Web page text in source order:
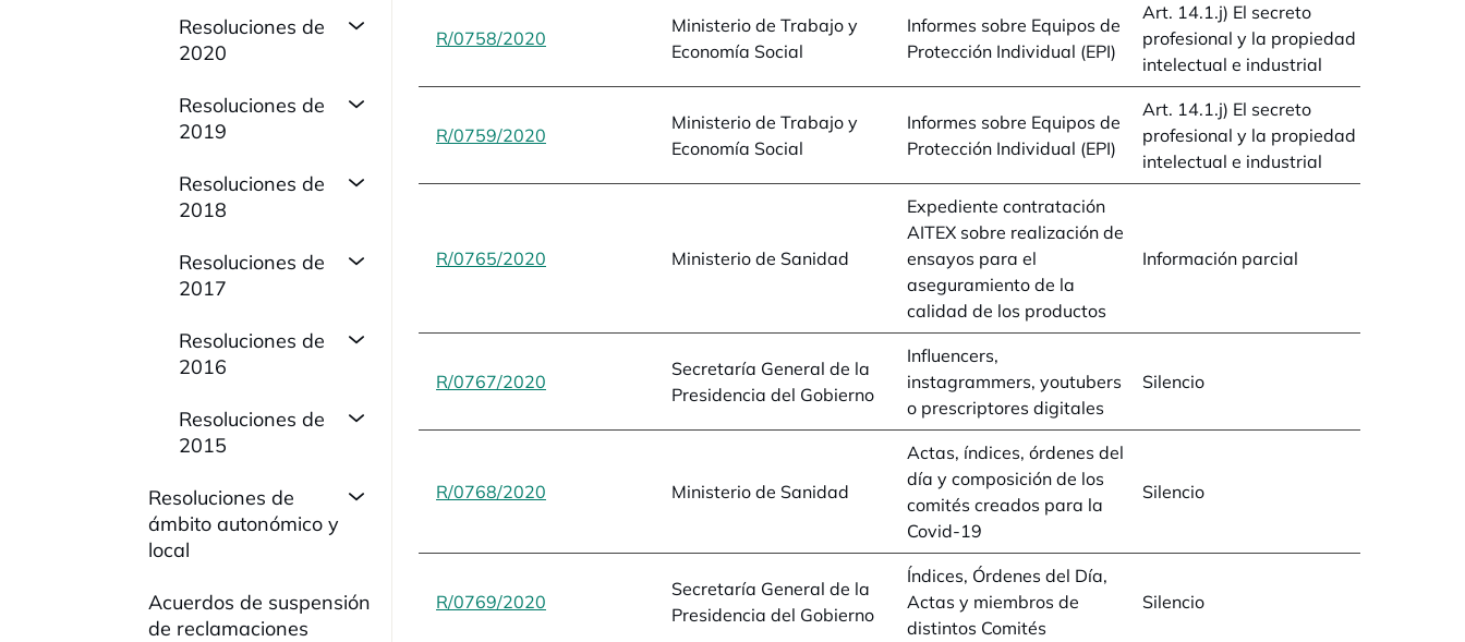
Resoluciones de
2020
Resoluciones de
2019
Resoluciones de
2018
Resoluciones de
2017
Resoluciones de
2016
Resoluciones de
2015
Resoluciones de
ámbito autonómico y
local
Acuerdos de suspensión
de reclamaciones
R/0758/2020 se abre en una pestaña nueva
Ministerio de Trabajo y
Economía Social
Informes sobre Equipos de
Protección Individual (EPI)
Art. 14.1.j) El secreto
profesional y la propiedad
intelectual e industrial
R/0759/2020 se abre en una pestaña nueva
Ministerio de Trabajo y
Economía Social
Informes sobre Equipos de
Protección Individual (EPI)
Art. 14.1.j) El secreto
profesional y la propiedad
intelectual e industrial
R/0765/2020 se abre en una pestaña nueva
Ministerio de Sanidad
Expediente contratación
AITEX sobre realización de
ensayos para el
aseguramiento de la
calidad de los productos
Información parcial
R/0767/2020 se abre en una pestaña nueva
Secretaría General de la
Presidencia del Gobierno
Influencers,
instagrammers, youtubers
o prescriptores digitales
Silencio
R/0768/2020 se abre en una pestaña nueva
Ministerio de Sanidad
Actas, índices, órdenes del
día y composición de los
comités creados para la
Covid-19
Silencio
R/0769/2020 se abre en una pestaña nueva
Secretaría General de la
Presidencia del Gobierno
Índices, Órdenes del Día,
Actas y miembros de
distintos Comités
Silencio